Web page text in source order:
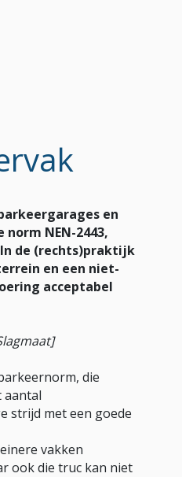
en
NEN-2443,
In de (rechts)praktijk
en een niet-
acceptabel
die
aantal
strijd met een goede
vakken
ook die truc kan niet